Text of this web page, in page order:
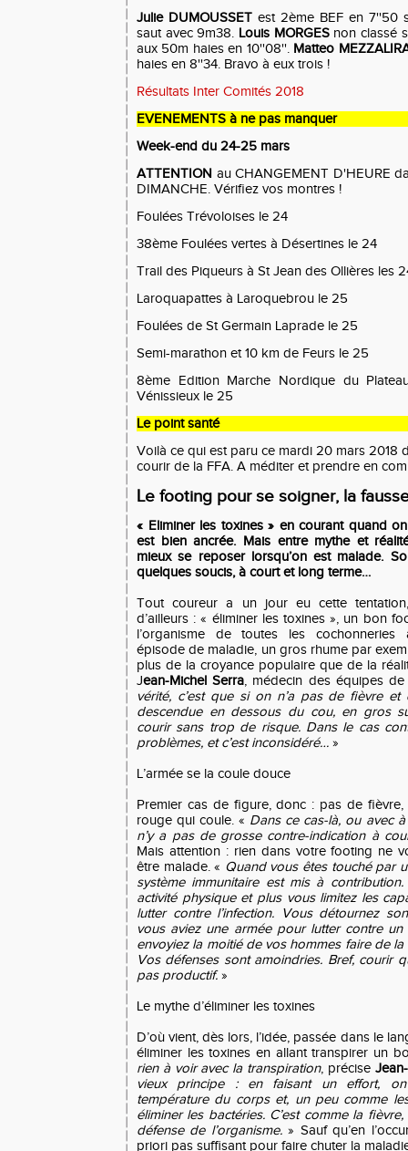
Julie DUMOUSSET est 2ème BEF en 7''50
saut avec 9m38. Louis MORGESnon classé
aux 50m haies en 10''08''. Matteo
haies en 8''34. Bravo à eux trois !
Résultats Inter Comités 2018
EVENEMENTS à ne pas manquer
Week-end du 24-25 mars
ATTENTION au CHANGEMENT D'HEURE
DIMANCHE. Vérifiez vos montres !
Foulées Trévoloises le 24
38ème Foulées vertes à Désertines le 24
Trail des Piqueurs à St Jean des Ollières les
Laroquapattes à Laroquebrou le 25
Foulées de St Germain Laprade le 25
Semi-marathon et 10 km de Feurs le 25
8ème Edition Marche Nordique du
Vénissieux le 25
Le point santé
Voilà ce qui est paru ce mardi 20 mars 2018
courir de la FFA. A méditer et prendre en
Le footing pour se soigner, la
« Eliminer les toxines » en courant quand
est bien ancrée. Mais entre mythe et
mieux se reposer lorsqu’on est malade.
quelques soucis, à court et long terme…
Tout coureur a un jour eu cette
d’ailleurs : « éliminer les toxines », un bon
l’organisme de toutes les cochonneries
épisode de maladie, un gros rhume par
plus de la croyance populaire que de la
Jean-Michel Serra, médecin des équipes de
vérité, c’est que si on n’a pas de fièvre et
descendue en dessous du cou, en gros
courir sans trop de risque. Dans le cas
problèmes, et c’est inconsidéré… »
L’armée se la coule douce
Premier cas de figure, donc : pas de
rouge qui coule. « Dans ce cas-là, ou avec
n’y a pas de grosse contre-indication à
Mais attention : rien dans votre footing ne
être malade. « Quand vous êtes touché par
système immunitaire est mis à
activité physique et plus vous limitez les
lutter contre l’infection. Vous détournez
vous aviez une armée pour lutter contre un
envoyiez la moitié de vos hommes faire de
Vos défenses sont amoindries. Bref, courir
pas productif.»
Le mythe d’éliminer les toxines
D’où vient, dès lors, l’idée, passée dans le
éliminer les toxines en allant transpirer un
rien à voir avec la transpiration, précise
vieux principe : en faisant un effort,
température du corps et, un peu comme
éliminer les bactéries. C’est comme la
défense de l’organisme.» Sauf qu’en
priori pas suffisant pour faire chuter la